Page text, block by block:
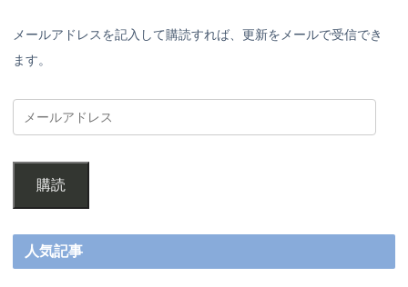
メールアドレスを記入して購読すれば、更新をメールで受信でき
ます。
購読
人気記事